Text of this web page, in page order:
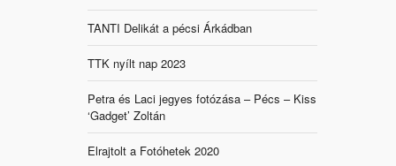
TANTI Delikát a pécsi Árkádban
TTK nyílt nap 2023
Petra és Laci jegyes fotózása – Pécs – Kiss
‘Gadget’ Zoltán
Elrajtolt a Fotóhetek 2020